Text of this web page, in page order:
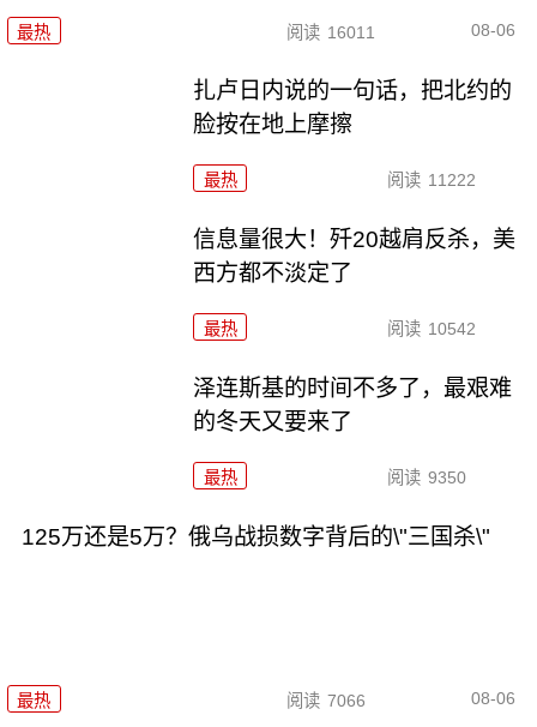
最热 阅读 16011 08-06
扎卢日内说的一句话，把北约的
脸按在地上摩擦
最热 阅读 11222
信息量很大！歼20越肩反杀，美
西方都不淡定了
最热 阅读 10542
泽连斯基的时间不多了，最艰难
的冬天又要来了
最热 阅读 9350
125万还是5万？俄乌战损数字背后的\"三国杀\"
最热 阅读 7066 08-06